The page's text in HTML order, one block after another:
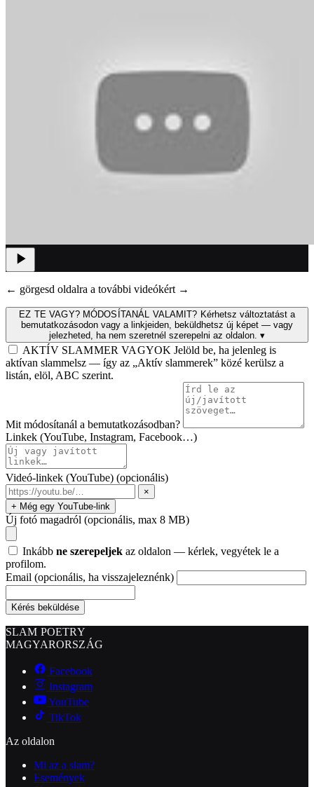
← görgesd oldalra a további videókért →
EZ TE VAGY? MÓDOSÍTANÁL VALAMIT? Kérhetsz változtatást a
bemutatkozásodon vagy a linkjeiden, beküldhetsz új képet — vagy
jelezheted, ha nem szeretnél szerepelni az oldalon. ▾
AKTÍV SLAMMER VAGYOK Jelöld be, ha jelenleg is
aktívan slammelsz — így az „Aktív slammerek” közé kerülsz a
listán, elöl, ABC szerint.
Mit módosítanál a bemutatkozásodban?
Linkek (YouTube, Instagram, Facebook…)
Videó-linkek (YouTube) (opcionális)
×
+ Még egy YouTube-link
Új fotó magadról (opcionális, max 8 MB)
Inkább ne szerepeljek az oldalon — kérlek, vegyétek le a
profilom.
Email (opcionális, ha visszajeleznénk)
Kérés beküldése
SLAM POETRY
MAGYARORSZÁG
Facebook
Instagram
YouTube
TikTok
Az oldalon
Mi az a slam?
Események